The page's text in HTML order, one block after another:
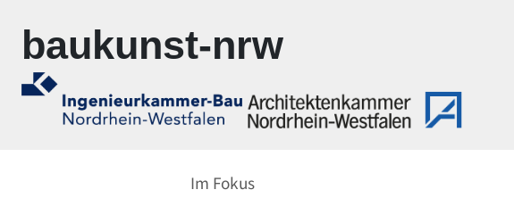
baukunst-nrw
Im Fokus